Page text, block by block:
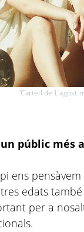
'Cartell de L'agost
públic més
ens
edats
per a